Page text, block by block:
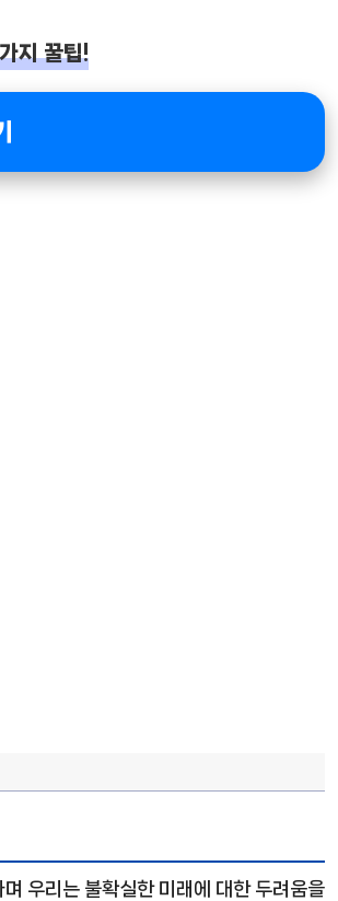
지 꿀팁!
우리는 불확실한 미래에 대한 두려움을